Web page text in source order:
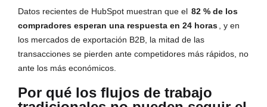
Datos recientes de HubSpot muestran que el 82 % de los
compradores esperan una respuesta en 24 horas, y en
los mercados de exportación B2B, la mitad de las
transacciones se pierden ante competidores más rápidos, no
ante los más económicos.
Por qué los flujos de trabajo